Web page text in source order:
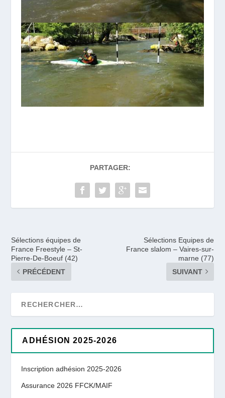
PARTAGER:
Sélections équipes de
France Freestyle – St-
Pierre-De-Boeuf (42)
PRÉCÉDENT
Sélections Equipes de
France slalom – Vaires-sur-
marne (77)
SUIVANT
ADHÉSION 2025-2026
Inscription adhésion 2025-2026
Assurance 2026 FFCK/MAIF